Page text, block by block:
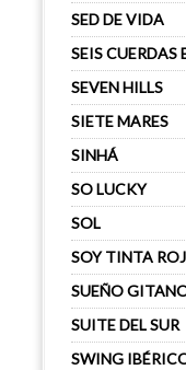
SED DE VIDA
SEIS CUERDAS
SEVEN HILLS
SIETE MARES
SINHÁ
SO LUCKY
SOL
SOY TINTA
SUEÑO
SUITE DEL SUR
SWING